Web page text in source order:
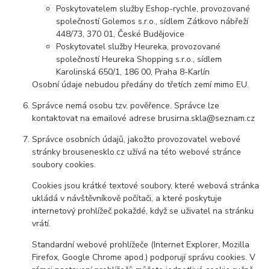
Poskytovatelem služby Eshop-rychle, provozované
společností Golemos s.r.o., sídlem Zátkovo nábřeží
448/73, 370 01, České Budějovice
Poskytovatel služby Heureka, provozované
společností Heureka Shopping s.r.o., sídlem
Karolinská 650/1, 186 00, Praha 8-Karlín
Osobní údaje nebudou předány do třetích zemí mimo EU.
Správce nemá osobu tzv. pověřence. Správce lze
kontaktovat na emailové adrese brusirna.skla@seznam.cz
Správce osobních údajů, jakožto provozovatel webové
stránky brousenesklo.cz užívá na této webové stránce
soubory cookies.
Cookies jsou krátké textové soubory, které webová stránka
ukládá v návštěvníkově počítači, a které poskytuje
internetový prohlížeč pokaždé, když se uživatel na stránku
vrátí.
Standardní webové prohlížeče (Internet Explorer, Mozilla
Firefox, Google Chrome apod.) podporují správu cookies. V